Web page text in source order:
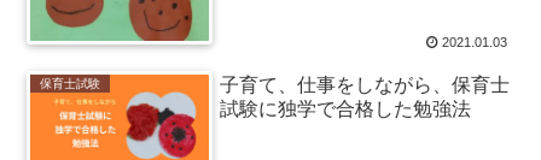
2021.01.03
保育士試験
子育て、仕事をしながら、保育士
試験に独学で合格した勉強法